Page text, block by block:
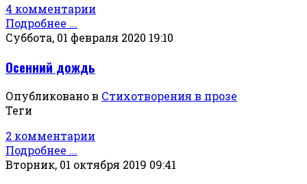
4 комментарии
Подробнее ...
Суббота, 01 февраля 2020 19:10
Осенний дождь
Опубликовано в Стихотворения в прозе
Теги
2 комментарии
Подробнее ...
Вторник, 01 октября 2019 09:41